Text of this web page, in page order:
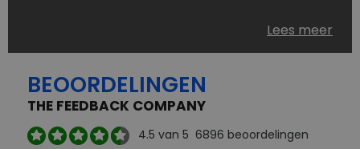
Schoenen heeft u nooit genoeg. Goedkope
schoenen, maar dus wel van topmerken,
aanbod is zo compleet dat u altijd wel een
passend paar vindt.
Welke schoenmerken vindt u in onze online
Lees meer
BEOORDELINGEN
THE FEEDBACK COMPANY
4.5 van 5 6896 beoordelingen